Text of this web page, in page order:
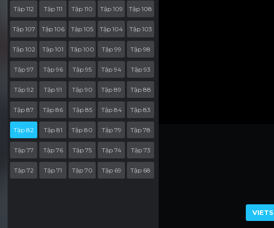
Tập 112 Tập 111 Tập 110 Tập 109 Tập 108
Tập 107 Tập 106 Tập 105 Tập 104 Tập 103
Tập 102 Tập 101 Tập 100 Tập 99 Tập 98
Tập 97 Tập 96 Tập 95 Tập 94 Tập 93
Tập 92 Tập 91 Tập 90 Tập 89 Tập 88
Tập 87 Tập 86 Tập 85 Tập 84 Tập 83
Tập 82 Tập 81 Tập 80 Tập 79 Tập 78
Tập 77 Tập 76 Tập 75 Tập 74 Tập 73
Tập 72 Tập 71 Tập 70 Tập 69 Tập 68